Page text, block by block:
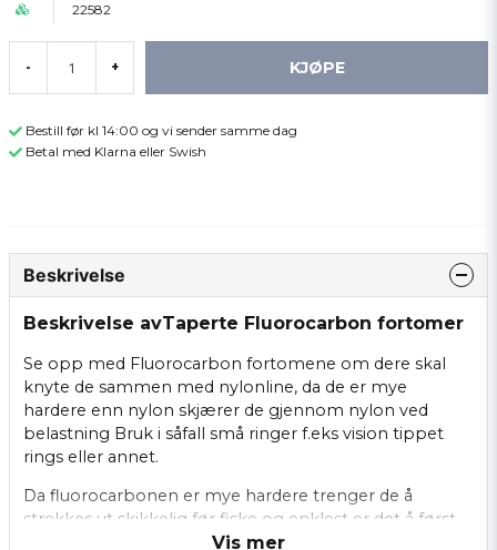
22582
- + KJØPE
Bestill før kl 14:00 og vi sender samme dag
Betal med Klarna eller Swish
Beskrivelse
Beskrivelse avTaperte Fluorocarbon fortomer
Se opp med Fluorocarbon fortomene om dere skal
knyte de sammen med nylonline, da de er mye
hardere enn nylon skjærer de gjennom nylon ved
belastning Bruk i såfall små ringer f.eks vision tippet
rings eller annet.
Da fluorocarbonen er mye hardere trenger de å
strekkes ut skikkelig før fiske og enklest er det å først
dra de gjennom tommelen og pekefingeren så de blir
Vis mer